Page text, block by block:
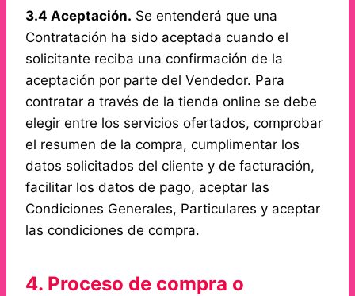
3.4 Aceptación. Se entenderá que una
Contratación ha sido aceptada cuando el
solicitante reciba una confirmación de la
aceptación por parte del Vendedor. Para
contratar a través de la tienda online se debe
elegir entre los servicios ofertados, comprobar
el resumen de la compra, cumplimentar los
datos solicitados del cliente y de facturación,
facilitar los datos de pago, aceptar las
Condiciones Generales, Particulares y aceptar
las condiciones de compra.
4. Proceso de compra o